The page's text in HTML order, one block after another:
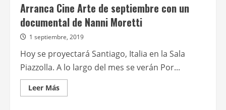
Arranca Cine Arte de septiembre con un
documental de Nanni Moretti
1 septiembre, 2019
Hoy se proyectará Santiago, Italia en la Sala
Piazzolla. A lo largo del mes se verán Por...
Leer MásLeer
más